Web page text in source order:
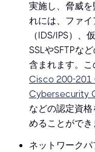
実施し、脅威
れには、ファ
（IDS/IPS）、
SSLやSFTPな
含まれます。こ
Cisco 200-201
Cybersecurity
などの認定資
めることができ
ネットワーク